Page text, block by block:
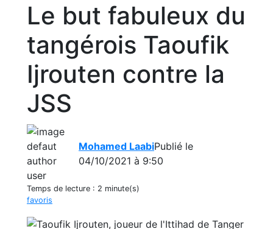
Le but fabuleux du
tangérois Taoufik
Ijrouten contre la
JSS
Mohamed LaabiPublié le
04/10/2021 à 9:50
Temps de lecture : 2 minute(s)
favoris